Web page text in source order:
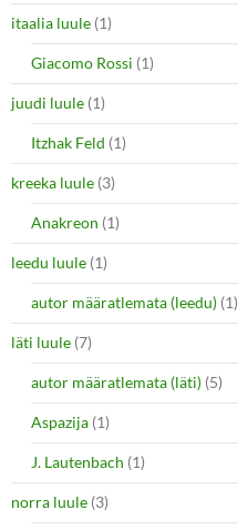
itaalia luule (1)
Giacomo Rossi (1)
juudi luule (1)
Itzhak Feld (1)
kreeka luule (3)
Anakreon (1)
leedu luule (1)
autor määratlemata (leedu) (1)
läti luule (7)
autor määratlemata (läti) (5)
Aspazija (1)
J. Lautenbach (1)
norra luule (3)